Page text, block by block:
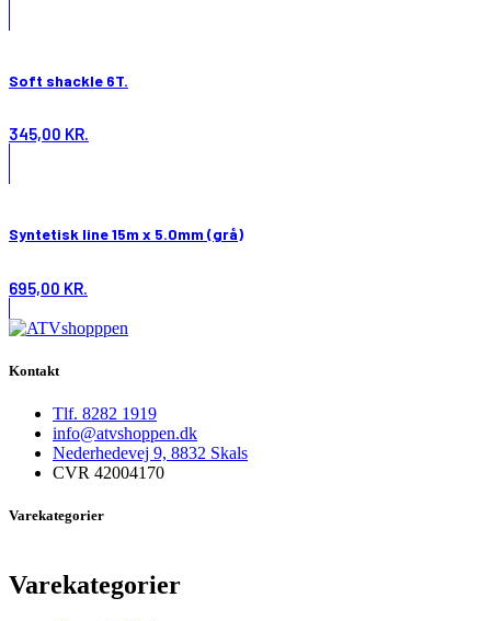
Soft shackle 6T.
345,00 KR.
Syntetisk line 15m x 5.0mm (grå)
695,00 KR.
Kontakt
Tlf. 8282 1919
info@atvshoppen.dk
Nederhedevej 9, 8832 Skals
CVR 42004170
Varekategorier
Varekategorier